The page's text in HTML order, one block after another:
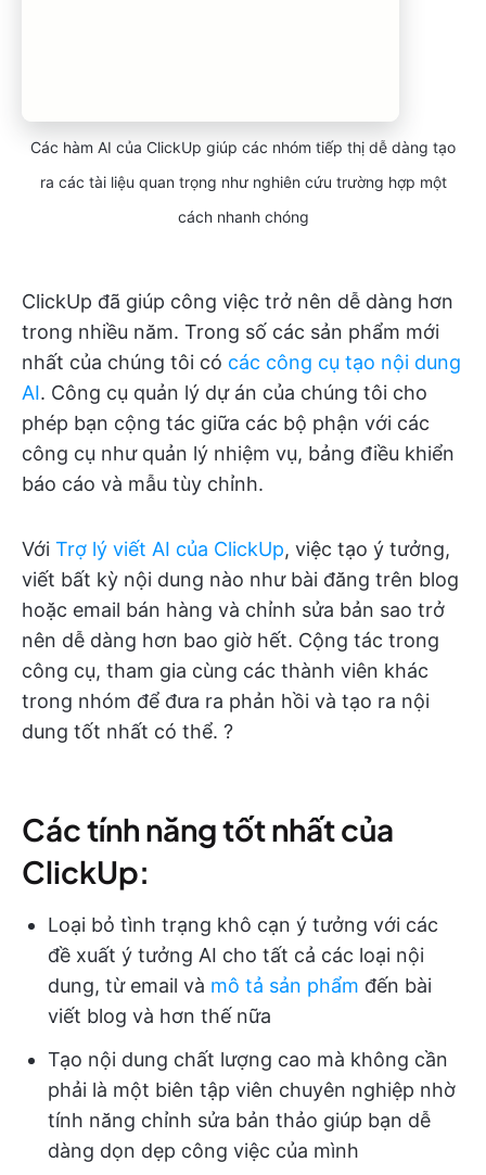
Các hàm AI của ClickUp giúp các nhóm tiếp thị dễ dàng tạo
ra các tài liệu quan trọng như nghiên cứu trường hợp một
cách nhanh chóng
ClickUp đã giúp công việc trở nên dễ dàng hơn
trong nhiều năm. Trong số các sản phẩm mới
nhất của chúng tôi có các công cụ tạo nội dung
AI. Công cụ quản lý dự án của chúng tôi cho
phép bạn cộng tác giữa các bộ phận với các
công cụ như quản lý nhiệm vụ, bảng điều khiển
báo cáo và mẫu tùy chỉnh.
Với Trợ lý viết AI của ClickUp, việc tạo ý tưởng,
viết bất kỳ nội dung nào như bài đăng trên blog
hoặc email bán hàng và chỉnh sửa bản sao trở
nên dễ dàng hơn bao giờ hết. Cộng tác trong
công cụ, tham gia cùng các thành viên khác
trong nhóm để đưa ra phản hồi và tạo ra nội
dung tốt nhất có thể. ?
Các tính năng tốt nhất của
ClickUp:
Loại bỏ tình trạng khô cạn ý tưởng với các
đề xuất ý tưởng AI cho tất cả các loại nội
dung, từ email và mô tả sản phẩm đến bài
viết blog và hơn thế nữa
Tạo nội dung chất lượng cao mà không cần
phải là một biên tập viên chuyên nghiệp nhờ
tính năng chỉnh sửa bản thảo giúp bạn dễ
dàng dọn dẹp công việc của mình